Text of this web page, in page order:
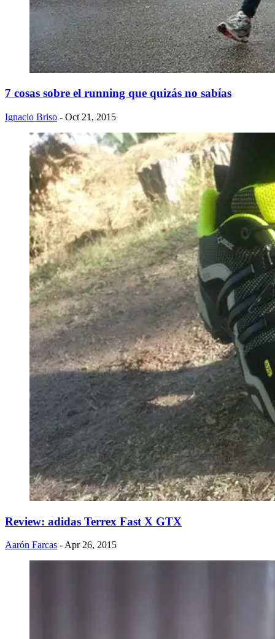
7 cosas sobre el running que quizás no sabías
Ignacio Briso - Oct 21, 2015
Review: adidas Terrex Fast X GTX
Aarón Farcas - Apr 26, 2015